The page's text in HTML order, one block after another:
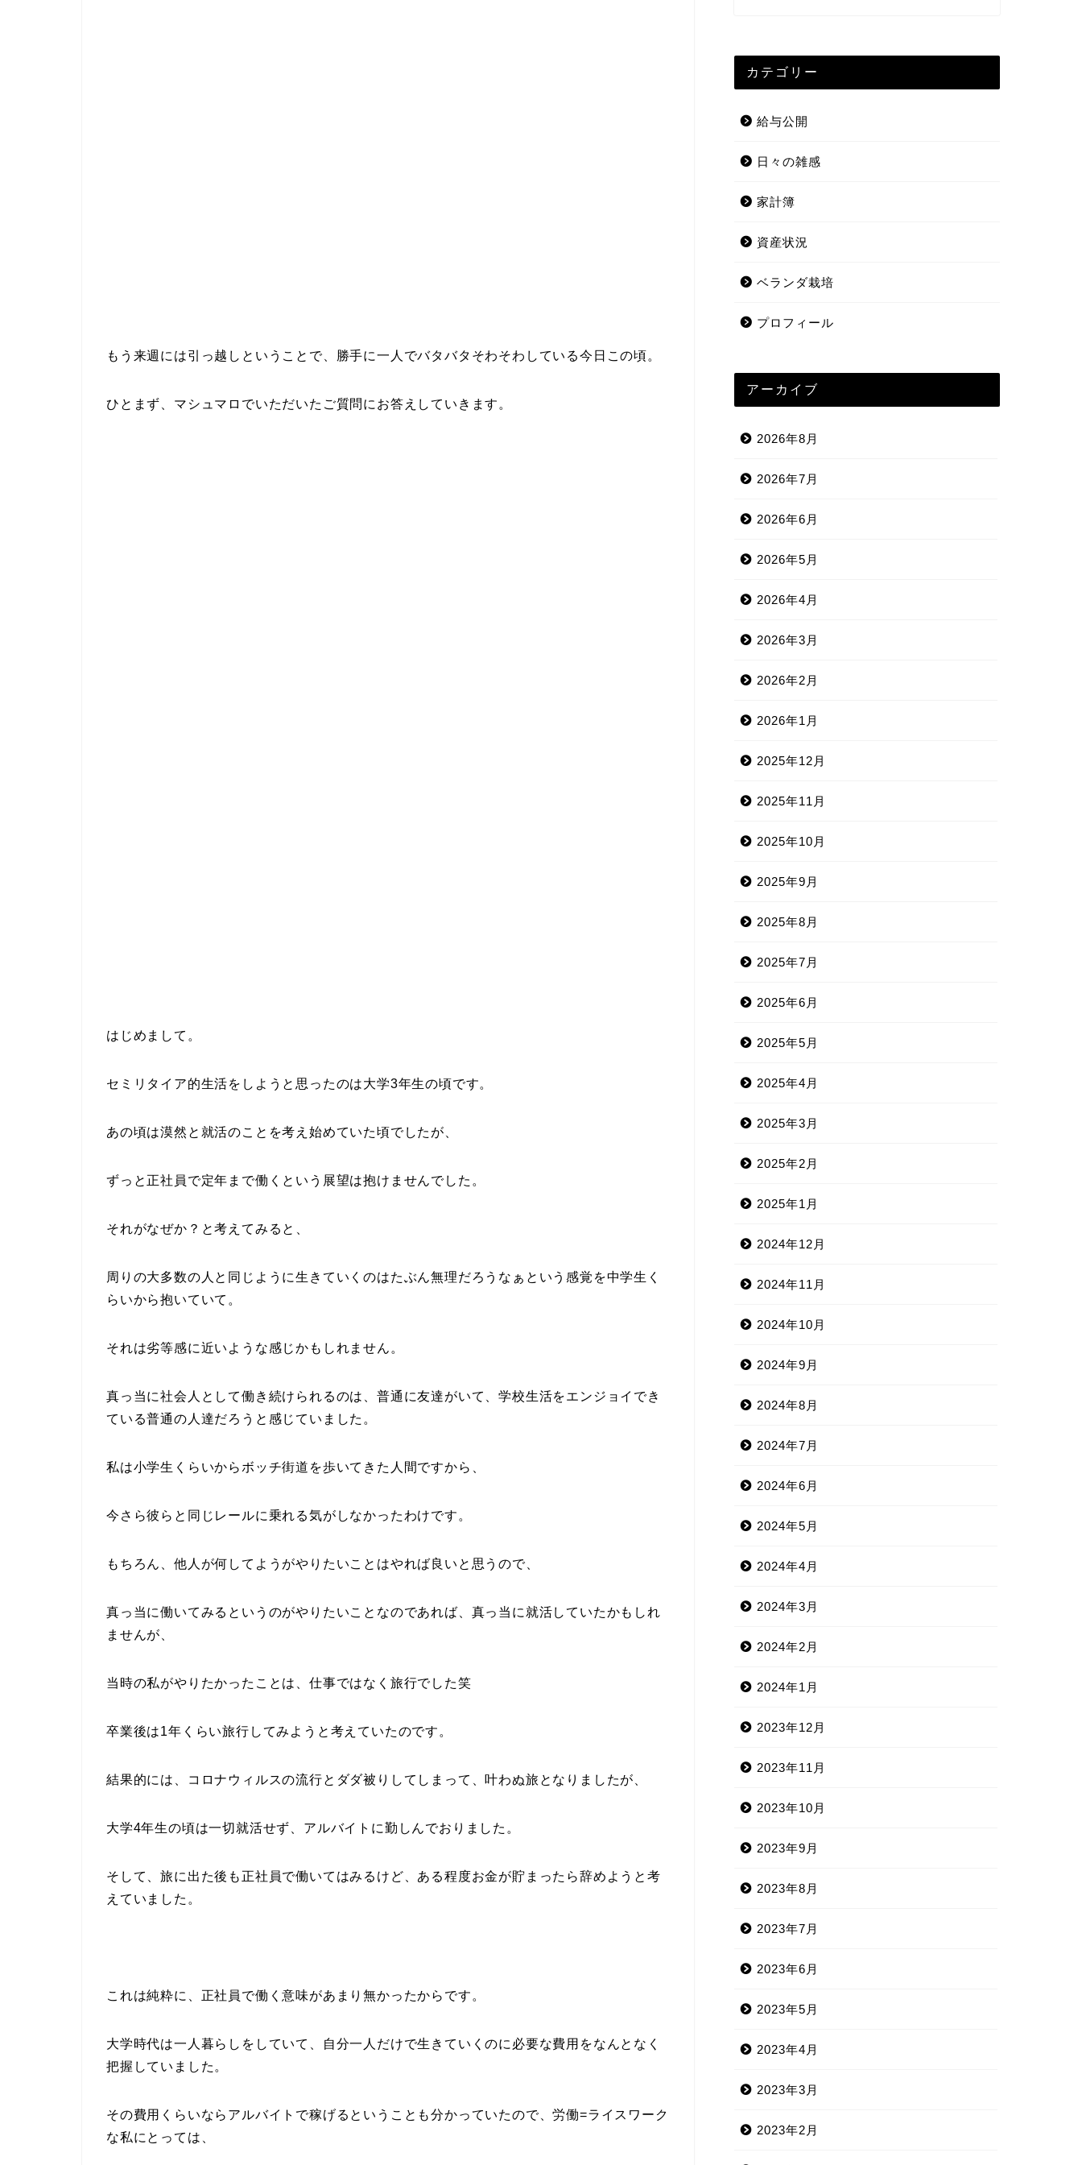
もう来週には引っ越しということで、勝手に一人でバタバタそわそわしている今日この頃。
ひとまず、マシュマロでいただいたご質問にお答えしていきます。
はじめまして。
セミリタイア的生活をしようと思ったのは大学3年生の頃です。
あの頃は漠然と就活のことを考え始めていた頃でしたが、
ずっと正社員で定年まで働くという展望は抱けませんでした。
それがなぜか？と考えてみると、
周りの大多数の人と同じように生きていくのはたぶん無理だろうなぁという感覚を中学生く
らいから抱いていて。
それは劣等感に近いような感じかもしれません。
真っ当に社会人として働き続けられるのは、普通に友達がいて、学校生活をエンジョイでき
ている普通の人達だろうと感じていました。
私は小学生くらいからボッチ街道を歩いてきた人間ですから、
今さら彼らと同じレールに乗れる気がしなかったわけです。
もちろん、他人が何してようがやりたいことはやれば良いと思うので、
真っ当に働いてみるというのがやりたいことなのであれば、真っ当に就活していたかもしれ
ませんが、
当時の私がやりたかったことは、仕事ではなく旅行でした笑
卒業後は1年くらい旅行してみようと考えていたのです。
結果的には、コロナウィルスの流行とダダ被りしてしまって、叶わぬ旅となりましたが、
大学4年生の頃は一切就活せず、アルバイトに勤しんでおりました。
そして、旅に出た後も正社員で働いてはみるけど、ある程度お金が貯まったら辞めようと考
えていました。
これは純粋に、正社員で働く意味があまり無かったからです。
大学時代は一人暮らしをしていて、自分一人だけで生きていくのに必要な費用をなんとなく
把握していました。
その費用くらいならアルバイトで稼げるということも分かっていたので、労働=ライスワーク
な私にとっては、
カテゴリー
給与公開
日々の雑感
家計簿
資産状況
ベランダ栽培
プロフィール
アーカイブ
2026年8月
2026年7月
2026年6月
2026年5月
2026年4月
2026年3月
2026年2月
2026年1月
2025年12月
2025年11月
2025年10月
2025年9月
2025年8月
2025年7月
2025年6月
2025年5月
2025年4月
2025年3月
2025年2月
2025年1月
2024年12月
2024年11月
2024年10月
2024年9月
2024年8月
2024年7月
2024年6月
2024年5月
2024年4月
2024年3月
2024年2月
2024年1月
2023年12月
2023年11月
2023年10月
2023年9月
2023年8月
2023年7月
2023年6月
2023年5月
2023年4月
2023年3月
2023年2月